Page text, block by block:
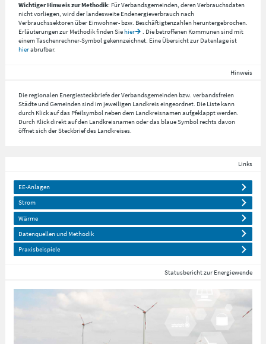
Wichtiger Hinweis zur Methodik: Für Verbandsgemeinden, deren Verbrauchsdaten
nicht vorliegen, wird der landesweite Endenergieverbrauch nach
Verbrauchssektoren über Einwohner- bzw. Beschäftigtenzahlen heruntergebrochen.
Erläuterungen zur Methodik finden Siehier
. Die betroffenen Kommunen sind mit
einem Taschenrechner-Symbol gekennzeichnet. Eine Übersicht zur Datenlage ist
hierabrufbar.
Hinweis
Die regionalen Energiesteckbriefe der Verbandsgemeinden bzw. verbandsfreien
Städte und Gemeinden sind im jeweiligen Landkreis eingeordnet. Die Liste kann
durch Klick auf das Pfeilsymbol neben dem Landkreisnamen aufgeklappt werden.
Durch Klick direkt auf den Landkreisnamen oder das blaue Symbol rechts davon
öffnet sich der Steckbrief des Landkreises.
Links
EE-Anlagen
Strom
Wärme
Datenquellen und Methodik
Praxisbeispiele
Statusbericht zur Energiewende